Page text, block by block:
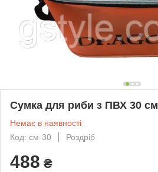
Сумка для риби з ПВХ 30 см
Немає в наявності
Код: см-30
Роздріб
488 ₴